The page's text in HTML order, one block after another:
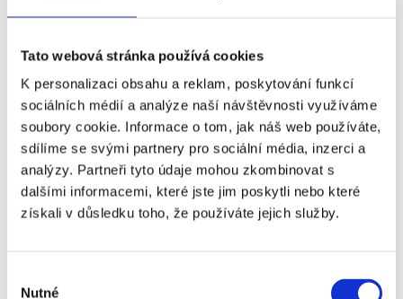
Tato webová stránka používá cookies
K personalizaci obsahu a reklam, poskytování funkcí
sociálních médií a analýze naší návštěvnosti využíváme
soubory cookie. Informace o tom, jak náš web používáte,
sdílíme se svými partnery pro sociální média, inzerci a
analýzy. Partneři tyto údaje mohou zkombinovat s
dalšími informacemi, které jste jim poskytli nebo které
získali v důsledku toho, že používáte jejich služby.
Nutné
cena
49 000 Kč